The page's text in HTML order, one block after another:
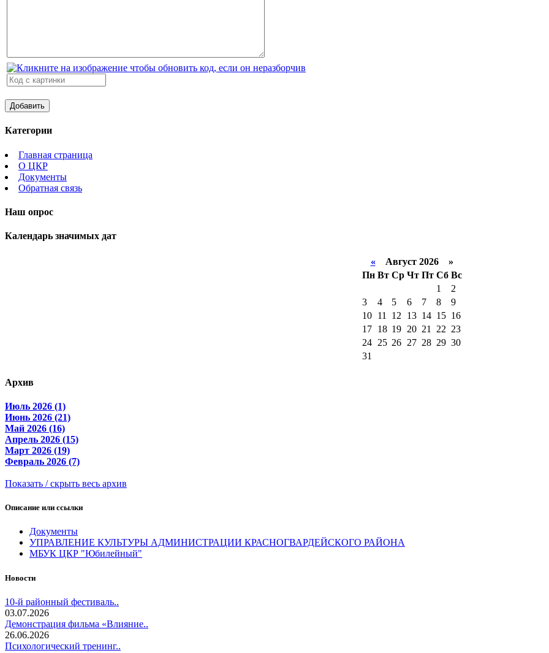
Категории
Главная страница
О ЦКР
Документы
Обратная связь
Наш опрос
Календарь значимых дат
«Август 2026 »
Пн Вт Ср Чт Пт Сб Вс
1
2
3
4 5 6 7 8
9
10
11 12 13 14 15 16
17
18 19 20 21 22 23
24 25 26 27 28 29 30
31
Архив
Июль 2026 (1)
Июнь 2026 (21)
Май 2026 (16)
Апрель 2026 (15)
Март 2026 (19)
Февраль 2026 (7)
Показать / скрыть весь архив
Описание или ссылки
Документы
УПРАВЛЕНИЕ КУЛЬТУРЫ АДМИНИСТРАЦИИ КРАСНОГВАРДЕЙСКОГО РАЙОНА
МБУК ЦКР "Юбилейный"
Новости
10-й районный фестиваль..
03.07.2026
Демонстрация фильма «Влияние..
26.06.2026
Психологический тренинг..